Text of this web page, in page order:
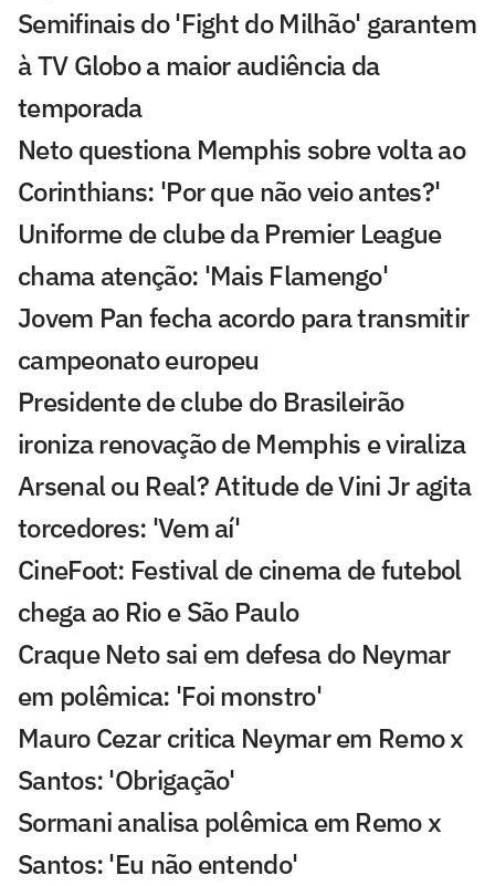
Semifinais do 'Fight do Milhão' garantem
à TV Globo a maior audiência da
temporada
Neto questiona Memphis sobre volta ao
Corinthians: 'Por que não veio antes?'
Uniforme de clube da Premier League
chama atenção: 'Mais Flamengo'
Jovem Pan fecha acordo para transmitir
campeonato europeu
Presidente de clube do Brasileirão
ironiza renovação de Memphis e viraliza
Arsenal ou Real? Atitude de Vini Jr agita
torcedores: 'Vem aí'
CineFoot: Festival de cinema de futebol
chega ao Rio e São Paulo
Craque Neto sai em defesa do Neymar
em polêmica: 'Foi monstro'
Mauro Cezar critica Neymar em Remo x
Santos: 'Obrigação'
Sormani analisa polêmica em Remo x
Santos: 'Eu não entendo'